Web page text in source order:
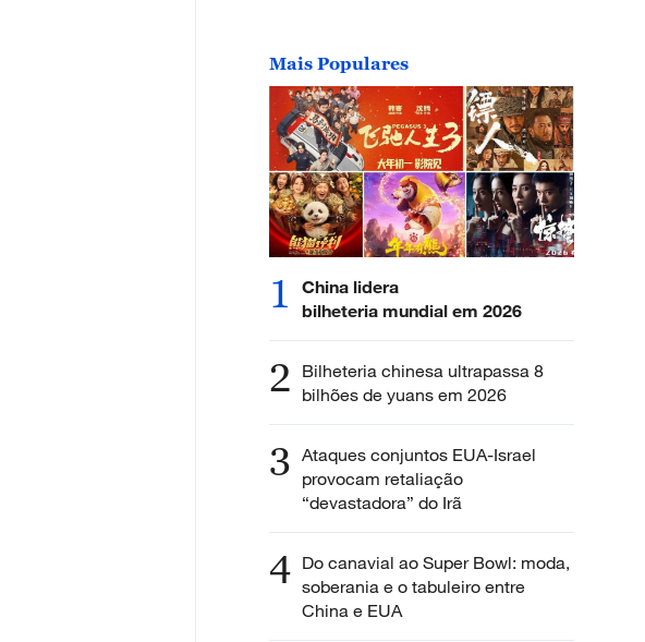
Mais Populares
1
China lidera
bilheteria mundial em 2026
2 Bilheteria chinesa ultrapassa 8
bilhões de yuans em 2026
3 Ataques conjuntos EUA-Israel
provocam retaliação
“devastadora” do Irã
4 Do canavial ao Super Bowl: moda,
soberania e o tabuleiro entre
China e EUA